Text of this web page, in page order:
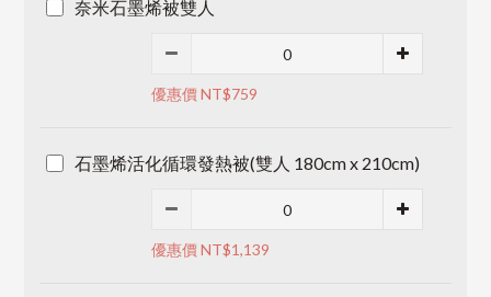
奈米石墨烯被雙人
優惠價 NT$759
石墨烯活化循環發熱被(雙人 180cm x 210cm)
優惠價 NT$1,139